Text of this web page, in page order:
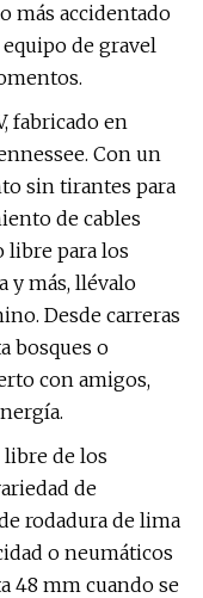
más accidentado
equipo de gravel
fabricado en
Con un
sin tirantes para
de cables
libre para los
y más, llévalo
Desde carreras
bosques o
con amigos,
libre de los
de
rodadura de lima
o neumáticos
48 mm cuando se